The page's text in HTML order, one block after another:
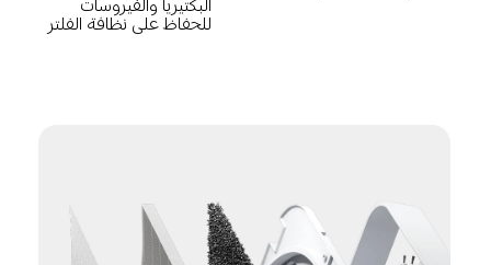
البكتيريا والفيروسات
للحفاظ على نظافة الفلتر